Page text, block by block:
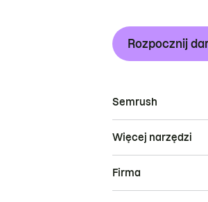
Rozpocznij
Semrush
Więcej narzędzi
Firma